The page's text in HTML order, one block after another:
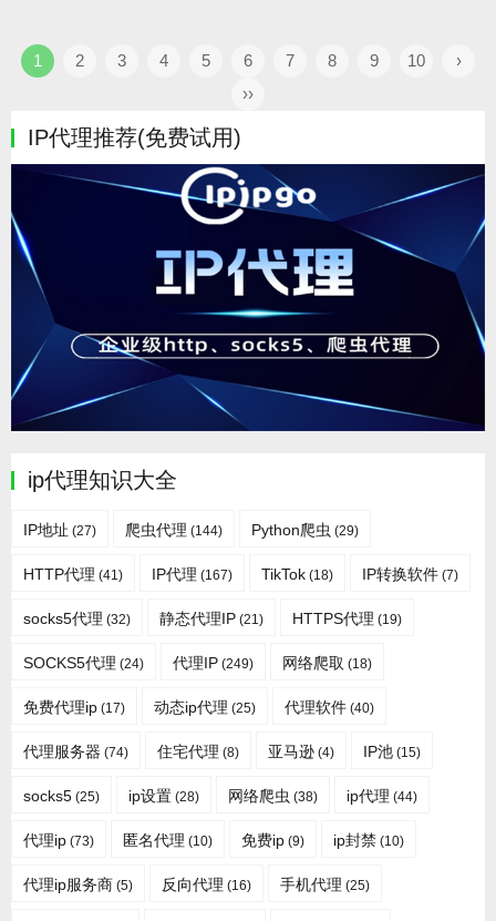
1 2 3 4 5 6 7 8 9 10
›
››
IP代理推荐(免费试用)
ip代理知识大全
IP地址 (27) 爬虫代理 (144) Python爬虫 (29)
HTTP代理 (41) IP代理 (167) TikTok (18) IP转换软件 (7)
socks5代理 (32) 静态代理IP (21) HTTPS代理 (19)
SOCKS5代理 (24) 代理IP (249) 网络爬取 (18)
免费代理ip (17) 动态ip代理 (25) 代理软件 (40)
代理服务器 (74) 住宅代理 (8) 亚马逊 (4) IP池 (15)
socks5 (25) ip设置 (28) 网络爬虫 (38) ip代理 (44)
代理ip (73) 匿名代理 (10) 免费ip (9) ip封禁 (10)
代理ip服务商 (5) 反向代理 (16) 手机代理 (25)